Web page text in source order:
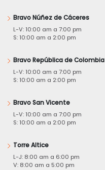
Bravo Núñez de Cáceres
L-V: 10:00 am a 7:00 pm
S: 10:00 am a 2:00 pm
Bravo República de Colombia
L-V: 10:00 am a 7:00 pm
S: 10:00 am a 2:00 pm
Bravo San Vicente
L-V: 10:00 am a 7:00 pm
S: 10:00 am a 2:00 pm
Torre Altice
L-J: 8:00 am a 6:00 pm
V: 8:00 am a 5:00 pm